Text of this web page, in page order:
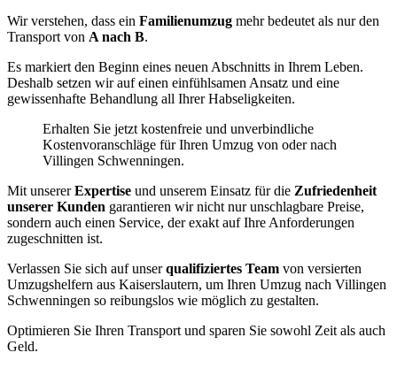
Wir verstehen, dass ein Familienumzug mehr bedeutet als nur den
Transport von A nach B.
Es markiert den Beginn eines neuen Abschnitts in Ihrem Leben.
Deshalb setzen wir auf einen einfühlsamen Ansatz und eine
gewissenhafte Behandlung all Ihrer Habseligkeiten.
Erhalten Sie jetzt kostenfreie und unverbindliche
Kostenvoranschläge für Ihren Umzug von oder nach
Villingen Schwenningen⁠.
Mit unsererExpertise und unserem Einsatz für die Zufriedenheit
unserer Kunden garantieren wir nicht nur unschlagbare Preise,
sondern auch einen Service, der exakt auf Ihre Anforderungen
zugeschnitten ist.
Verlassen Sie sich auf unserqualifiziertes Team von versierten
Umzugshelfern aus Kaiserslautern, um Ihren Umzug nach Villingen
Schwenningen⁠ so reibungslos wie möglich zu gestalten.
Optimieren Sie Ihren Transport und sparen Sie sowohl Zeit als auch
Geld.